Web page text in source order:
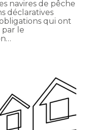
navires de pêche
déclaratives
qui ont
par le